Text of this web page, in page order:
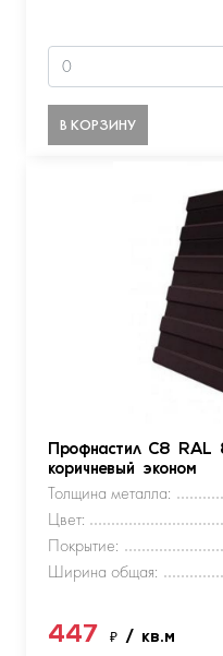
В КОРЗИНУ
Профнастил С8 RAL
коричневый эконом
Толщина металла:
Цвет:
Покрытие:
Ширина общая:
447 ₽ / кв.м